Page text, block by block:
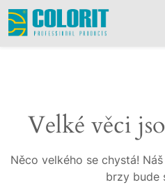
Velké věci
Něco velkého se chystá!
brzy bude